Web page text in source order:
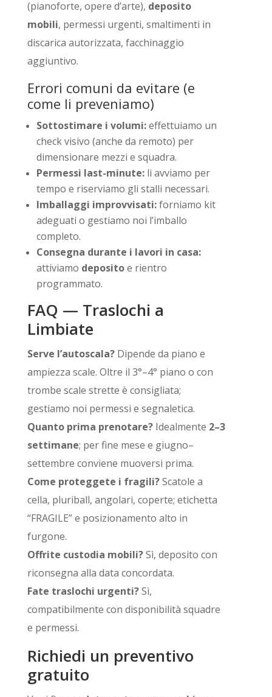
(pianoforte, opere d’arte), deposito
mobili, permessi urgenti, smaltimenti in
discarica autorizzata, facchinaggio
aggiuntivo.
Errori comuni da evitare (e
come li preveniamo)
Sottostimare i volumi:effettuiamo un
check visivo (anche da remoto) per
dimensionare mezzi e squadra.
Permessi last-minute:li avviamo per
tempo e riserviamo gli stalli necessari.
Imballaggi improvvisati:forniamo kit
adeguati o gestiamo noi l’imballo
completo.
Consegna durante i lavori in casa:
attiviamo depositoe rientro
programmato.
FAQ — Traslochi a
Limbiate
Serve l’autoscala?Dipende da piano e
ampiezza scale. Oltre il 3°–4° piano o con
trombe scale strette è consigliata;
gestiamo noi permessi e segnaletica.
Quanto prima prenotare?Idealmente 2–3
settimane; per fine mese e giugno–
settembre conviene muoversi prima.
Come proteggete i fragili?Scatole a
cella, pluriball, angolari, coperte; etichetta
“FRAGILE” e posizionamento alto in
furgone.
Offrite custodia mobili?Sì, deposito con
riconsegna alla data concordata.
Fate traslochi urgenti?Sì,
compatibilmente con disponibilità squadre
e permessi.
Richiedi un preventivo
gratuito